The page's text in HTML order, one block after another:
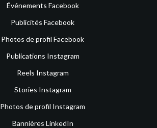
Événements Facebook
Publicités Facebook
Photos de profil Facebook
Publications Instagram
Reels Instagram
Stories Instagram
Photos de profil Instagram
Bannières LinkedIn